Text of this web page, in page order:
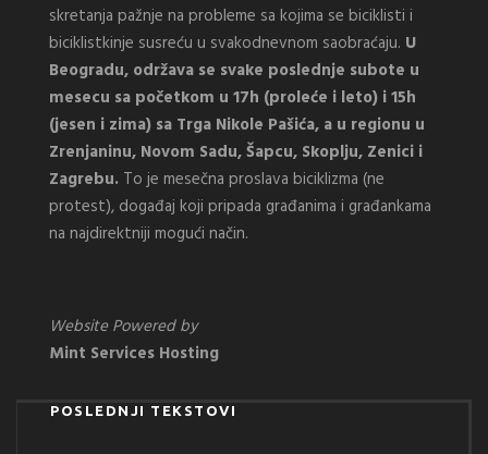
skretanja pažnje na probleme sa kojima se biciklisti i
biciklistkinje susreću u svakodnevnom saobraćaju. U
Beogradu, održava se svake poslednje subote u
mesecu sa početkom u 17h (proleće i leto) i 15h
(jesen i zima) sa Trga Nikole Pašića, a u regionu u
Zrenjaninu, Novom Sadu, Šapcu, Skoplju, Zenici i
Zagrebu. To je mesečna proslava biciklizma (ne
protest), događaj koji pripada građanima i građankama
na najdirektniji mogući način.
Website Powered by
Mint Services Hosting
POSLEDNJI TEKSTOVI